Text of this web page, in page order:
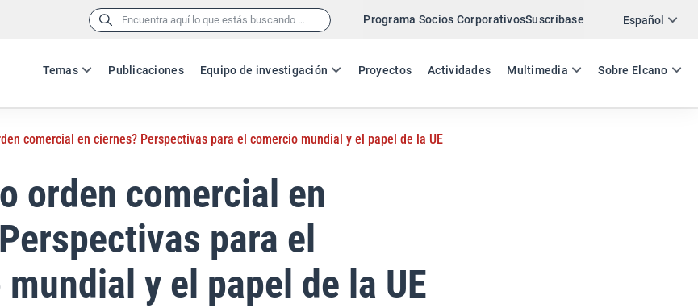
Buscar: Programa Socios CorporativosSuscríbase Español
ES EN
Temas Publicaciones Equipo de investigación Proyectos Actividades Multimedia Sobre Elcano
Twitter
comercial en ciernes? Perspectivas para el comercio mundial y el papel de la UE
orden comercial en
para el
y el papel de la UE